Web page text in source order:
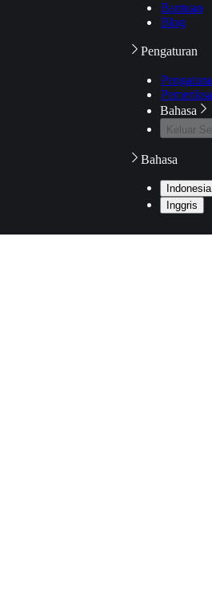
Bantuan
Blog
Pengaturan
Bahasa
Keluar
Bahasa
Indonesia
Inggris